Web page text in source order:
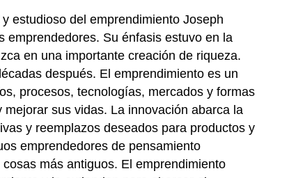
estudioso del emprendimiento Joseph
emprendedores. Su énfasis estuvo en la
en una importante creación de riqueza.
después. El emprendimiento es un
procesos, tecnologías, mercados y formas
sus vidas. La innovación abarca la
y reemplazos deseados para productos y
emprendedores de pensamiento
más antiguos. El emprendimiento